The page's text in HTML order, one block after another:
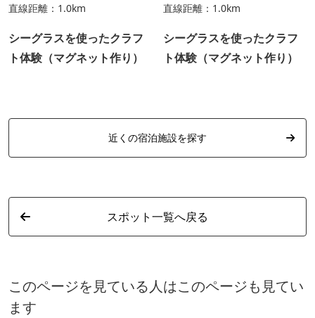
直線距離：1.0km
シーグラスを使ったクラフ
ト体験（マグネット作り）
直線距離：1.0km
シーグラスを使ったクラフ
ト体験（マグネット作り）
近くの宿泊施設を探す
スポット一覧へ戻る
このページを見ている人はこのページも見てい
ます